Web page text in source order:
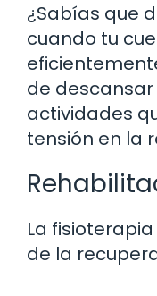
¿Sabías que
cuando tu
de descansar
actividades
tensión en la
La
de la